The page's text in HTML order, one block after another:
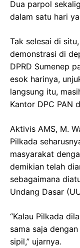
Dua parpol
dalam satu hari
Tak selesai di
demonstrasi di
DPRD Sumenep
esok harinya,
langsung itu,
Kantor DPC PAN
Aktivis AMS, M.
Pilkada
masyarakat
demikian telah
sebagaimana
Undang Dasar
“Kalau Pilkada
sama saja
sipil,” ujarnya.